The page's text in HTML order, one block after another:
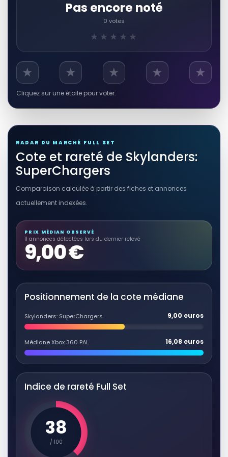
18,95 EUR
Voir sur Rakuten →
Figurine Skylanders Supercharges
Dive Bomber Submarine (model
87548888)
6,25 EUR
PRODUITS DÉRIVÉS
figurine Skylanders Superchargers
Reef Ripper Vehicle
Figure//activision
Figurines et objets déco
29,85 EUR
Voir sur Rakuten →
PRODUITS DÉRIVÉS
Figurine Skylanders Supercharger
Shark Tank ref / 87554888 activision
Figurines et objets déco
PRODUITS DÉRIVÉS
Figurine Skylanders Superchargers
Sky Trophy /model / 87578888
Figurines et objets déco
6,00 EUR
Figurine McDonalds Happy Meal
Skylanders Superchargers - Jet Vac
- 2016
Figurines et objets déco
6,99 EUR
Pas encore noté
0 votes
★★★★★
★ ★ ★ ★ ★
Cliquez sur une étoile pour voter.
RADAR DU MARCHÉ FULL SET
Cote et rareté de Skylanders:
SuperChargers
Comparaison calculée à partir des fiches et annonces
actuellement indexées.
PRIX MÉDIAN OBSERVÉ
11 annonces détectées lors du dernier relevé
9,00 €
Positionnement de la cote médiane
Skylanders: SuperChargers 9,00 euros
Médiane Xbox 360 PAL 16,08 euros
Indice de rareté Full Set
38
/ 100